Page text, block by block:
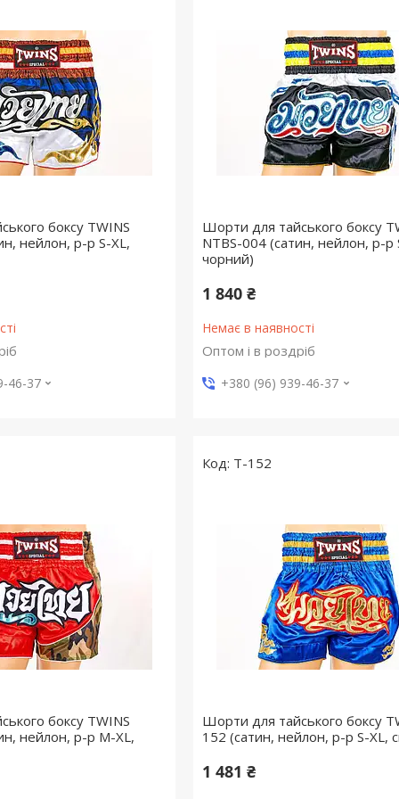
боксу TWINS
нейлон, р-р S-XL,
46-37
Шорти для тайського боксу
NTBS-004 (сатин, нейлон, р-р
чорний)
1 840 ₴
Немає в наявності
Оптом і в роздріб
+380 (96) 939-46-37
боксу TWINS
нейлон, р-р M-XL,
T-152
Шорти для тайського боксу
152 (сатин, нейлон, р-р S-XL,
1 481 ₴